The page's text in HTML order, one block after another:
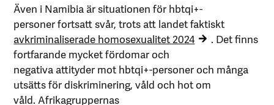
Även i Namibia är situationen för hbtqi+-
personer fortsatt svår, trots att landet faktiskt
avkriminaliserade homosexualitet 2024
. Det finns
fortfarande mycket fördomar och
negativa attityder mot hbtqi+-personer och många
utsätts för diskriminering, våld och hot om
våld. Afrikagruppernas